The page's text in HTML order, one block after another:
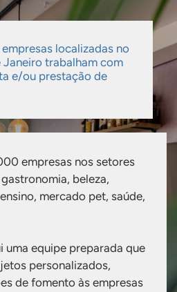
localizadas no
trabalham com
e/ou prestação de
empresas nos setores
beleza,
mercado pet, saúde,
uma equipe preparada que
personalizados,
de fomento às empresas